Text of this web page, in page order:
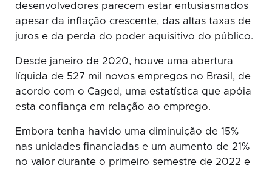
desenvolvedores parecem estar entusiasmados
apesar da inflação crescente, das altas taxas de
juros e da perda do poder aquisitivo do público.
Desde janeiro de 2020, houve uma abertura
líquida de 527 mil novos empregos no Brasil, de
acordo com o Caged, uma estatística que apóia
esta confiança em relação ao emprego.
Embora tenha havido uma diminuição de 15%
nas unidades financiadas e um aumento de 21%
no valor durante o primeiro semestre de 2022 e